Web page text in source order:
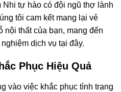
tự hào có đội ngũ thợ lành
tôi cam kết mang lại vẻ
nội thất của bạn, mang đến
dịch vụ tại đây.
Phục Hiệu Quả
vào việc khắc phục tình trạng